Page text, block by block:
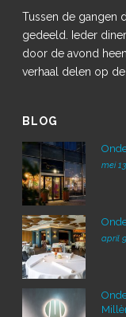
Tussen de gangen
gedeeld. Ieder
door de avond
verhaal delen op
BLOG
mei
april